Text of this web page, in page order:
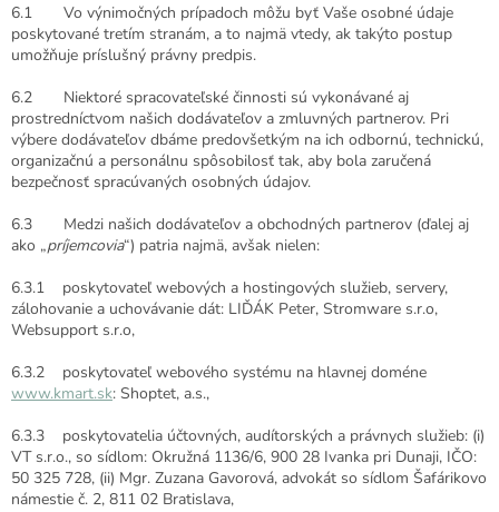
6.1 Vo výnimočných prípadoch môžu byť Vaše osobné údaje
poskytované tretím stranám, a to najmä vtedy, ak takýto postup
umožňuje príslušný právny predpis.
6.2 Niektoré spracovateľské činnosti sú vykonávané aj
prostredníctvom našich dodávateľov a zmluvných partnerov. Pri
výbere dodávateľov dbáme predovšetkým na ich odbornú, technickú,
organizačnú a personálnu spôsobilosť tak, aby bola zaručená
bezpečnosť spracúvaných osobných údajov.
6.3 Medzi našich dodávateľov a obchodných partnerov (ďalej aj
ako „príjemcovia“) patria najmä, avšak nielen:
6.3.1 poskytovateľ webových a hostingových služieb, servery,
zálohovanie a uchovávanie dát: LIĎÁK Peter, Stromware s.r.o,
Websupport s.r.o,
6.3.2 poskytovateľ webového systému na hlavnej doméne
www.kmart.sk: Shoptet, a.s.,
6.3.3 poskytovatelia účtovných, audítorských a právnych služieb: (i)
VT s.r.o., so sídlom: Okružná 1136/6, 900 28 Ivanka pri Dunaji, IČO:
50 325 728, (ii) Mgr. Zuzana Gavorová, advokát so sídlom Šafárikovo
námestie č. 2, 811 02 Bratislava,